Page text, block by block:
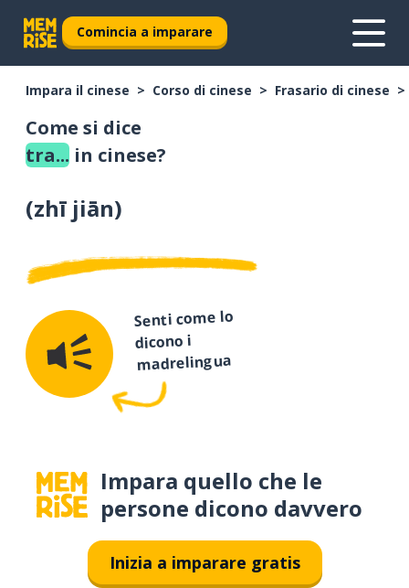
Comincia a imparare
Impara il cinese Corso di cinese Frasario di cinese
Come si dice
tra... in cinese?
(zhī jiān)
Senti come lo
dicono i
madrelingua
Impara quello che le
persone dicono davvero
Inizia a imparare gratis